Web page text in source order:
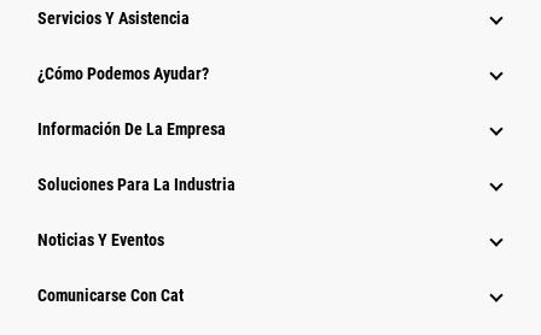
Servicios Y Asistencia
¿Cómo Podemos Ayudar?
Información De La Empresa
Soluciones Para La Industria
Noticias Y Eventos
Comunicarse Con Cat